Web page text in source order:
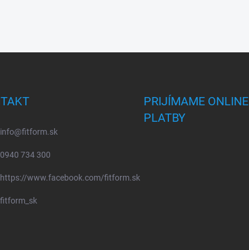
info@fitform.sk
0940 734 300
https://www.facebook.com/fitform.sk
fitform_sk
PRIJÍMAME ONLINE
PLATBY